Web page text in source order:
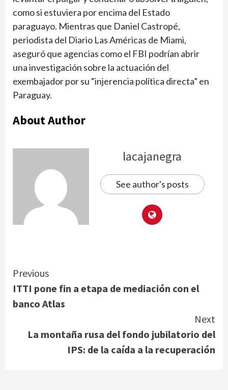
como si estuviera por encima del Estado
paraguayo. Mientras que Daniel Castropé,
periodista del Diario Las Américas de Miami,
aseguró que agencias como el FBI podrían abrir
una investigación sobre la actuación del
exembajador por su “injerencia política directa” en
Paraguay.
About Author
lacajanegra
See author's posts
Continue
Reading
Previous
ITTI pone fin a etapa de mediación con el
banco Atlas
Next
La montaña rusa del fondo jubilatorio del
IPS: de la caída a la recuperación